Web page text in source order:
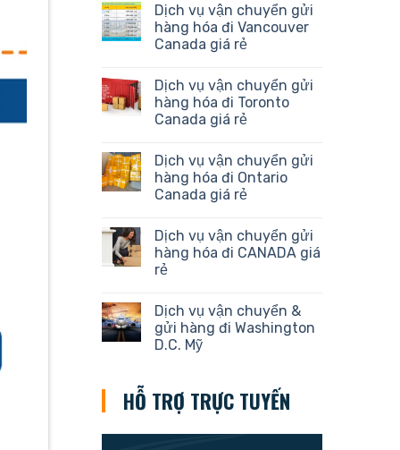
Dịch vụ vận chuyển gửi
hàng hóa đi Vancouver
Canada giá rẻ
Dịch vụ vận chuyển gửi
hàng hóa đi Toronto
Canada giá rẻ
Dịch vụ vận chuyển gửi
hàng hóa đi Ontario
Canada giá rẻ
Dịch vụ vận chuyển gửi
hàng hóa đi CANADA giá
rẻ
Dịch vụ vận chuyển &
gửi hàng đi Washington
D.C. Mỹ
HỖ TRỢ TRỰC TUYẾN